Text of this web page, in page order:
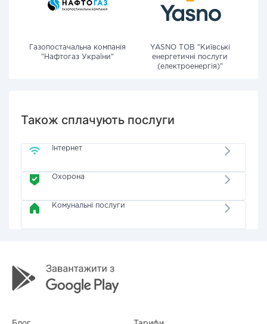
Газопостачальна компанія
"Нафтогаз України"
YASNO ТОВ "Київські
енергетичні послуги
(електроенергія)"
Також сплачують послуги
Інтернет
Охорона
Комунальні послуги